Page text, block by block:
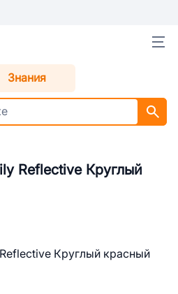
Знания
Reflective Круглый